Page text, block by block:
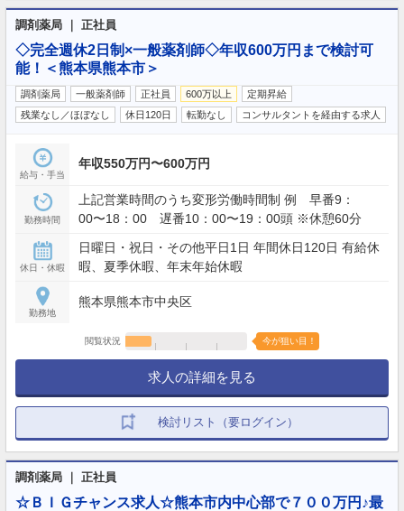
調剤薬局 ｜ 正社員
◇完全週休2日制×一般薬剤師◇年収600万円まで検討可
能！＜熊本県熊本市＞
調剤薬局 一般薬剤師 正社員 600万以上
定期昇給
残業なし／ほぼなし
休日120日 転勤なし コンサルタントを経由する求人
給与・手当
年収550万円〜600万円
勤務時間
上記営業時間のうち変形労働時間制 例 早番9：
00〜18：00 遅番10：00〜19：00頭 ※休憩60分
休日・休暇
日曜日・祝日・その他平日1日 年間休日120日 有給休
暇、夏季休暇、年末年始休暇
勤務地
熊本県熊本市中央区
閲覧状況 今が狙い目！
求人の詳細を見る
検討リスト（要ログイン）
調剤薬局 ｜ 正社員
☆ＢＩＧチャンス求人☆熊本市内中心部で７００万円♪最